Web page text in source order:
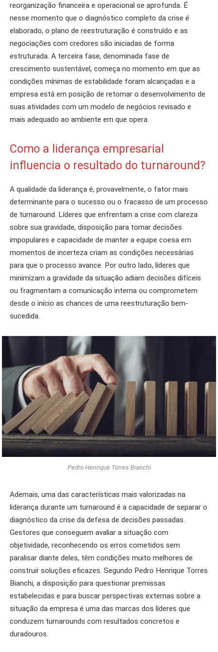
reorganização financeira e operacional se aprofunda. É
nesse momento que o diagnóstico completo da crise é
elaborado, o plano de reestruturação é construído e as
negociações com credores são iniciadas de forma
estruturada. A terceira fase, denominada fase de
crescimento sustentável, começa no momento em que as
condições mínimas de estabilidade foram alcançadas e a
empresa está em posição de retomar o desenvolvimento de
suas atividades com um modelo de negócios revisado e
mais adequado ao ambiente em que opera.
Como a liderança empresarial
influencia o resultado do turnaround?
A qualidade da liderança é, provavelmente, o fator mais
determinante para o sucesso ou o fracasso de um processo
de turnaround. Líderes que enfrentam a crise com clareza
sobre sua gravidade, disposição para tomar decisões
impopulares e capacidade de manter a equipe coesa em
momentos de incerteza criam as condições necessárias
para que o processo avance. Por outro lado, líderes que
minimizam a gravidade da situação adiam decisões difíceis
ou fragmentam a comunicação interna ou comprometem
desde o início as chances de uma reestruturação bem-
sucedida.
Pedro Henrique Torres Bianchi
Ademais, uma das características mais valorizadas na
liderança durante um turnaround é a capacidade de separar o
diagnóstico da crise da defesa de decisões passadas.
Gestores que conseguem avaliar a situação com
objetividade, reconhecendo os erros cometidos sem
paralisar diante deles, têm condições muito melhores de
construir soluções eficazes. Segundo Pedro Henrique Torres
Bianchi, a disposição para questionar premissas
estabelecidas e para buscar perspectivas externas sobre a
situação da empresa é uma das marcas dos líderes que
conduzem turnarounds com resultados concretos e
duradouros.